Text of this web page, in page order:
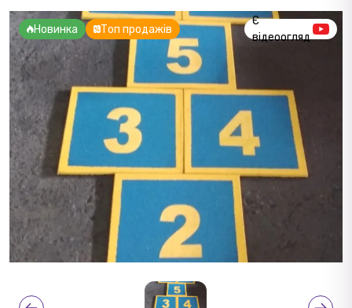
Новинка Топ продажів
Є
відеоогляд